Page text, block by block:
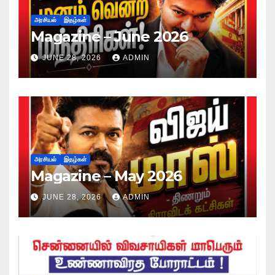
அரசியல் இதழ்கள்
Magazine – June 2026
JUNE 28, 2026 ADMIN
அரசியல் இதழ்கள்
Magazine – May 2026
JUNE 28, 2026 ADMIN